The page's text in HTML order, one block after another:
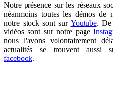
Notre présence sur les réseaux
néanmoins toutes les démos de
notre stock sont sur Youtube. D
vidéos sont sur notre page
nous l'avons volontairement
actualités se trouvent aussi
facebook.